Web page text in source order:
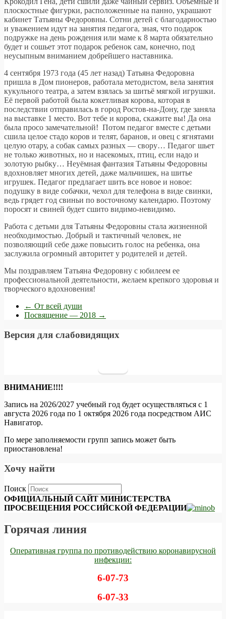
плоскостные фигурки, расположенные на панно, украшают
кабинет Татьяны Федоровны. Сотни детей с благодарностью
и уважением идут на занятия педагога, зная, что подарок
подружке на день рождения или маме к 8 марта обязательно
будет и сошьет этот подарок ребенок сам, конечно, под
неусыпным вниманием добрейшего наставника.
4 сентября 1973 года (45 лет назад) Татьяна Федоровна
пришла в Дом пионеров, работала методистом, вела занятия
кукульного театра, а затем взялась за шитьё мягкой игрушки.
Её первой работой была кокетливая корова, которая в
последствии отправилась в город Ростов-на-Дону, где заняла
на выставке 1 место. Вот тебе и корова, скажите вы! Да она
была просо замечательной! Потом педагог вместе с детьми
сшила целое стадо коров и телят, баранов, и овец с ягнятами
целую отару, а собак самых разных — свору… Педагог шьет
не только животных, но и насекомых, птиц, если надо и
золотую рыбку… Неуёмная фантазия Татьяны Федоровны
вдохновляет многих детей, даже мальчишек, на шитье
игрушек. Педагог предлагает шить все новое и новое:
подушку в виде собачки, чехол для телефона в виде свинки,
ведь грядет год свиньи по восточному календарю. Поэтому
поросят и свиней будет сшито видимо-невидимо.
Работа с детьми для Татьяны Федоровны стала жизненной
необходимостью. Добрый и тактичный человек, не
позволяющий себе даже повысить голос на ребенка, она
заслужила огромный авторитет у родителей и детей.
Мы поздравляем Татьяна Федоровну с юбилеем ее
профессиональной деятельности, желаем крепкого здоровья и
творческого вдохновения!
← От всей души
Посвящение — 2018 →
Версия для слабовидящих
ВНИМАНИЕ!!!!
Запись на 2026/2027 учебный год будет осуществляться с 1
августа 2026 года по 1 октября 2026 года посредством АИС
Навигатор.
По мере заполняемости групп запись может быть
приостановлена!
Хочу найти
Поиск
ОФИЦИАЛЬНЫЙ САЙТ МИНИСТЕРСТВА
ПРОСВЕЩЕНИЯ РОССИЙСКОЙ ФЕДЕРАЦИИ
Горячая линия
Оперативная группа по противодействию коронавирусной
инфекции:
6-07-73
6-07-33